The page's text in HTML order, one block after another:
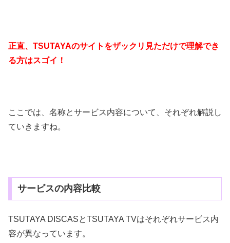
正直、TSUTAYAのサイトをザックリ見ただけで理解でき
る方はスゴイ！
ここでは、名称とサービス内容について、それぞれ解説し
ていきますね。
サービスの内容比較
TSUTAYA DISCASとTSUTAYA TVはそれぞれサービス内
容が異なっています。